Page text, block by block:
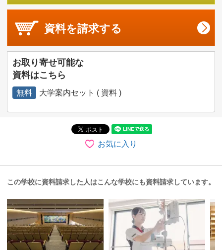
資料を請求する
お取り寄せ可能な
資料はこちら
無料 大学案内セット ( 資料 )
お気に入り
この学校に資料請求した人はこんな学校にも資料請求しています。